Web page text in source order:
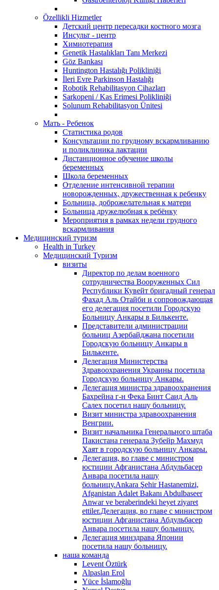
Özellikli Hizmetler
Детский центр пересадки костного мозга
Инсульт - центр
Химиотерапия
Genetik Hastalıkları Tanı Merkezi
Göz Bankası
Huntington Hastalığı Polikliniği
İleri Evre Parkinson Hastalığı
Robotik Rehabilitasyon Cihazları
Sarkopeni / Kas Erimesi Polikliniği
Solunum Rehabilitasyon Ünitesi
Мать - Ребенок
Статистика родов
Консультации по грудному вскармливанию
и поликлиника лактации
Дистанционное обучение школы
беременных
Школа беременных
Отделение интенсивной терапии
новорожденных, дружественная к ребенку
Больница, доброжелательная к матери
Больница дружелюбная к ребёнку
Мероприятия в рамках недели грудного
вскармливания
Медицинский туризм
Health in Turkey
Медицинский Туризм
визиты
Директор по делам военного
сотрудничества Вооруженных Сил
Республики Кувейт бригадный генерал
Фахад Аль Отайби и сопровождающая
его делегация посетили Городскую
Больницу Анкары в Билькенте.
Представители администрации
больниц Азербайджана посетили
Городскую больницу Aнкары в
Билькенте.
Делегация Министерства
Здравоохранения Украины посетила
Городскую больницу Анкары.
Делегация министра здравоохранения
Бахрейна г-н Фека Бинт Саид Аль
Салех посетил нашу больницу.
Визит министра здравоохранения
Венгрии.
Визит начальника Генерального штаба
Пакистана генерала Зубейр Махмуд
Хаят в городскую больницу Анкары.
Делегация, во главе с министром
юстиции Афганистана Абдульбасер
Анвара посетила нашу
больницу.Ankara Şehir Hastanemizi,
Afganistan Adalet Bakanı Abdulbaseer
Anwar ve beraberindeki heyet ziyaret
ettiler.Делегация, во главе с министром
юстиции Афганистана Абдульбасер
Анвара посетила нашу больницу.
Делегация минздрава Японии
посетила нашу больницу.
наша команда
Levent Öztürk
Alpaslan Erol
Yüce İslamoğlu